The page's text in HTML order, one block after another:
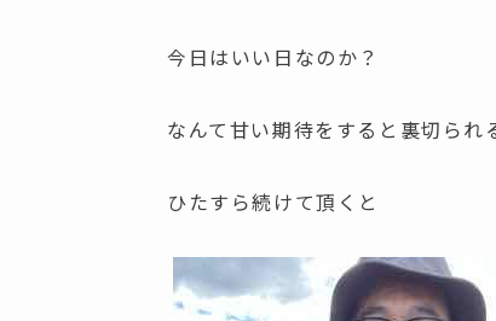
今日はいい日なのか？
なんて甘い期待をすると裏切られ
ひたすら続けて頂くと